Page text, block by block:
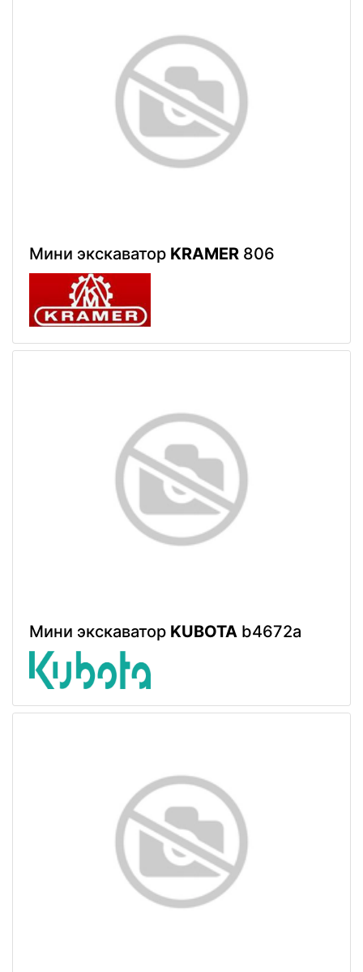
Мини экскаватор KRAMER 806
Мини экскаватор KUBOTA b4672a